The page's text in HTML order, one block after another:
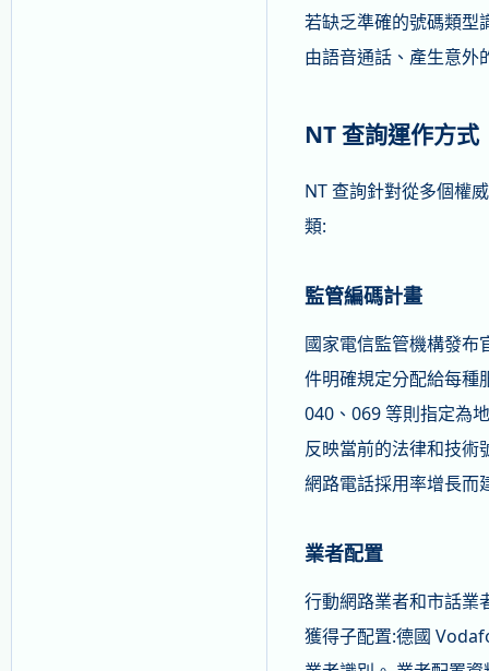
若缺乏準確的號碼類型
由語音通話、產生意外
NT 查詢運作方式
NT 查詢針對從多個權
類:
監管編碼計畫
國家電信監管機構發布
件明確規定分配給每種
040、069 等則指定為
反映當前的法律和技術
網路電話採用率增長而
業者配置
行動網路業者和市話業
獲得子配置:德國